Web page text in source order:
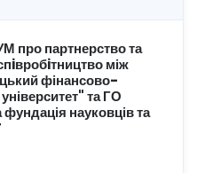
партнерство та
між
фінансово-
та ГО
науковців та